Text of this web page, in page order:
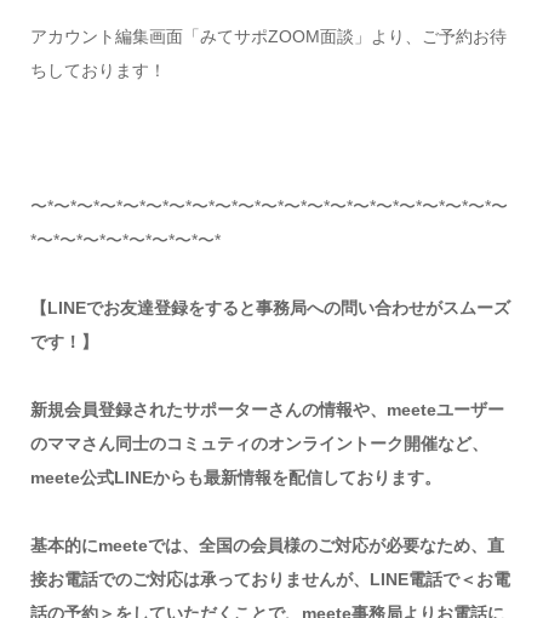
アカウント編集画面「みてサポZOOM面談」より、
ご予約お待
ちしております！
〜*〜*〜*〜*〜*〜*〜*〜*〜*〜*〜*〜*〜*〜*〜*〜*〜*〜*〜*〜*〜
*〜*〜*〜*〜*〜*〜*〜*〜*
【LINEでお友達登録をすると事務局への問い合わせがスムーズ
です！】
新規会員登録されたサポーターさんの情報や、meeteユーザー
のママさん同士のコミュティのオンライントーク開催など、
meete公式LINEからも最新情報を配信しております。
基本的にmeeteでは、全国の会員様のご対応が必要なため、直
接お電話でのご対応は承っておりませんが、LINE電話で＜お電
話の予約＞をしていただくことで、meete事務局よりお電話に